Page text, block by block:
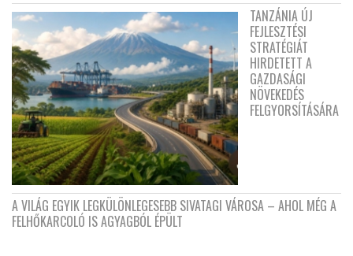
TANZÁNIA ÚJ
FEJLESZTÉSI
STRATÉGIÁT
HIRDETETT A
GAZDASÁGI
NÖVEKEDÉS
FELGYORSÍTÁSÁRA
A VILÁG EGYIK LEGKÜLÖNLEGESEBB SIVATAGI VÁROSA – AHOL MÉG A
FELHŐKARCOLÓ IS AGYAGBÓL ÉPÜLT